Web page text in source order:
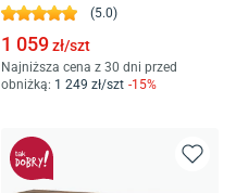
(5.0)
1 059zł/szt
Najniższa cena z 30 dni przed
obniżką: 1 249 zł/szt -15%